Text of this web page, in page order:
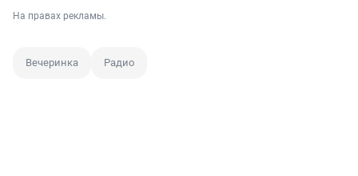
На правах рекламы.
Вечеринка Радио